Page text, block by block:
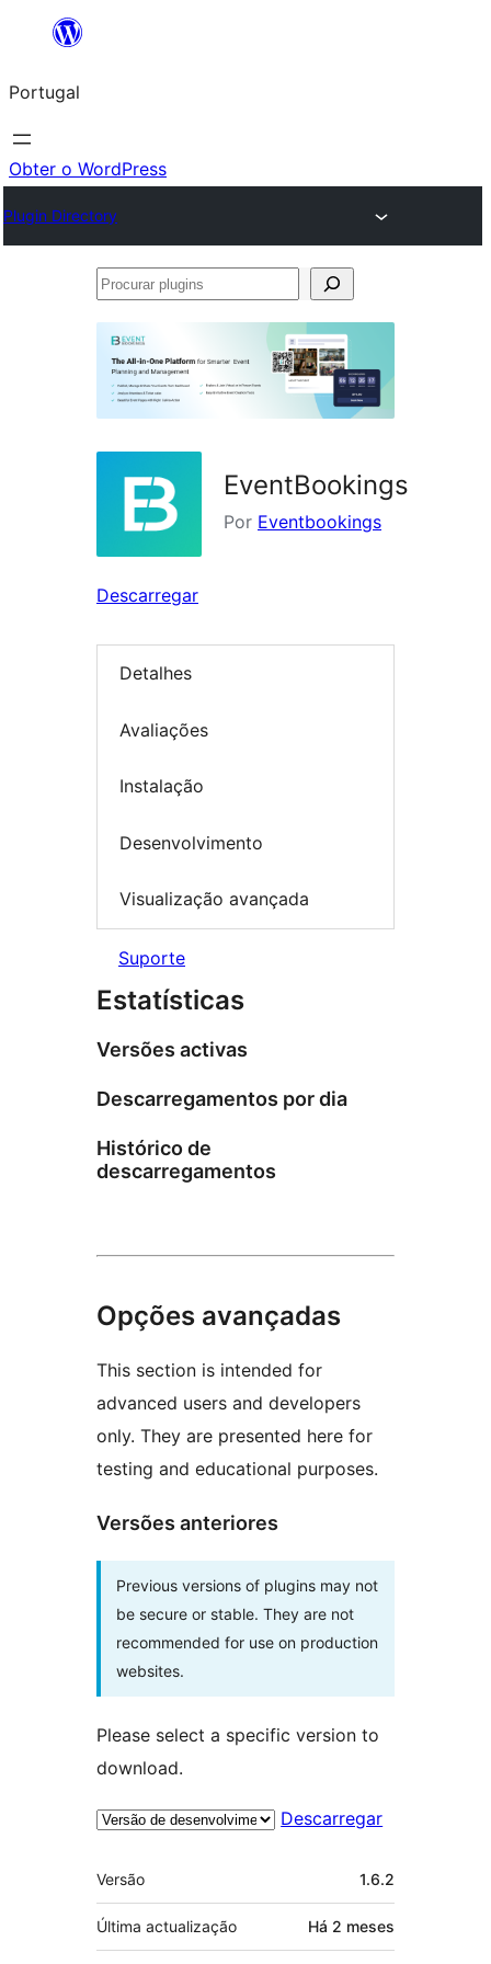
Saltar
o
conteúdo
Portugal
Obter o WordPress
Plugin Directory
Procurar
EventBookings
Por Eventbookings
Descarregar
Detalhes
Avaliações
Instalação
Desenvolvimento
Visualização avançada
Suporte
Estatísticas
Versões activas
Descarregamentos por dia
Histórico de
descarregamentos
Opções avançadas
This section is intended for
advanced users and developers
only. They are presented here for
testing and educational purposes.
Versões anteriores
Previous versions of plugins may not
be secure or stable. They are not
recommended for use on production
websites.
Please select a specific version to
download.
Descarregar
Metadados
Versão 1.6.2
Última actualização Há 2 meses